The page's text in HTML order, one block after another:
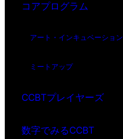
コアプログラム
アート・インキュベーション
ミートアップ
CCBTプレイヤーズ
数字でみるCCBT